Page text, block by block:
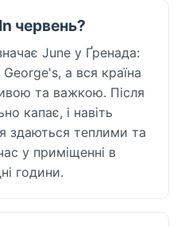
червень?
June у Ґренада:
а вся країна
та важкою. Після
капає, і навіть
здаються теплими та
у приміщенні в
години.